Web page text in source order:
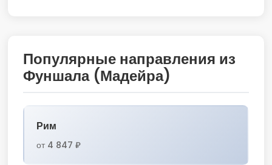
Популярные направления из
Фуншала (Мадейра)
Рим
от 4 847 ₽